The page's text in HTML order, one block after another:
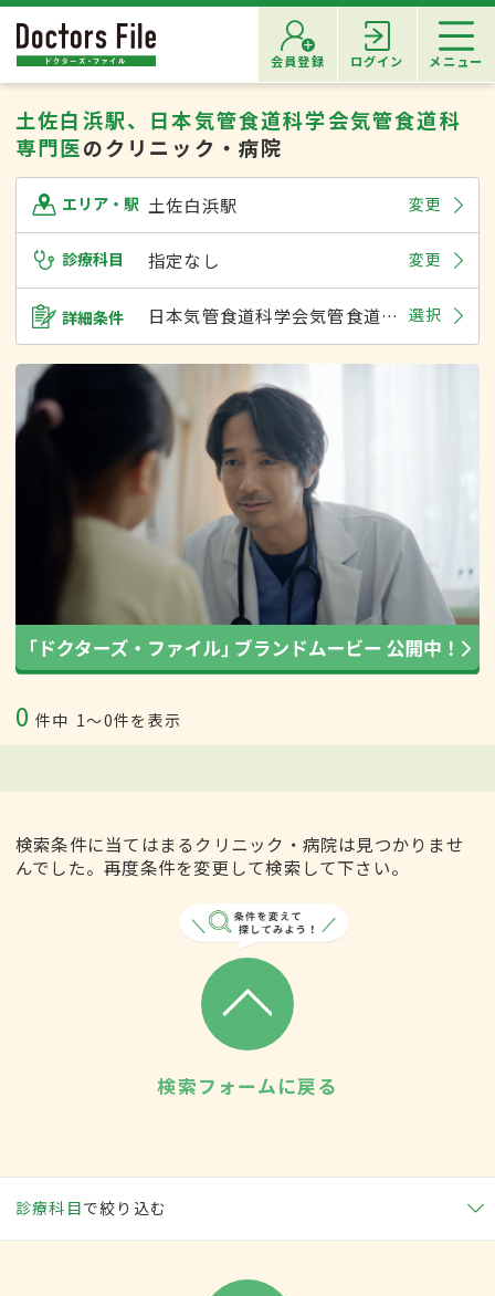
会員登録 ログイン メニュー
土佐白浜駅、日本気管食道科学会気管食道科
専門医のクリニック・病院
エリア・駅 土佐白浜駅 変更
診療科目 指定なし 変更
詳細条件 日本気管食道科学会気管食道科専門医 選択
0 件中 1〜0件を表示
検索条件に当てはまるクリニック・病院は見つかりませ
んでした。再度条件を変更して検索して下さい。
検索フォームに戻る
診療科目で絞り込む